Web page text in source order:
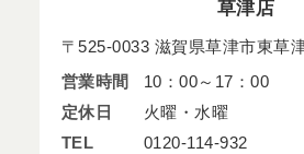
草津店
〒525-0033 滋賀県草津市東草
営業時間
10：00～17：00
定休日
火曜・水曜
TEL
0120-114-932